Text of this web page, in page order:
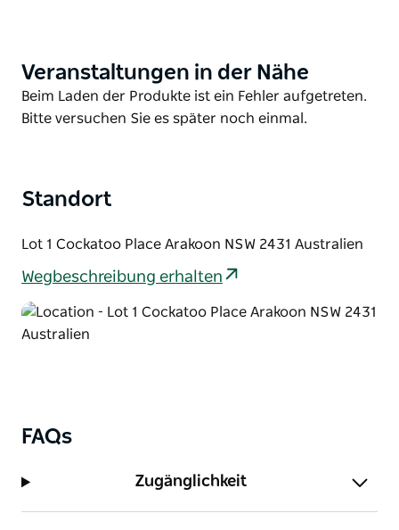
malerischer Aussicht. Das Smoky Cape Retreat
bietet einen Rasentennisplatz, einen Pavillon, einen
Salzwasserpool und Grillmöglichkeiten.
Product
List
Veranstaltungen in der Nähe
Product
List
Beim Laden der Produkte ist ein Fehler aufgetreten.
Bitte versuchen Sie es später noch einmal.
Standort
Lot 1 Cockatoo Place Arakoon NSW 2431 Australien
Wegbeschreibung erhalten
FAQs
Zugänglichkeit